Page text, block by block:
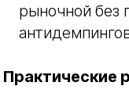
рыночной без
Практические